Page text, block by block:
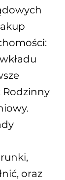
Rodzinny
oraz